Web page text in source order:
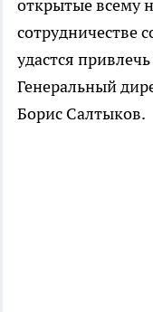
открытые всему
сотрудничестве
удастся
Генеральный
Борис Салтыков.